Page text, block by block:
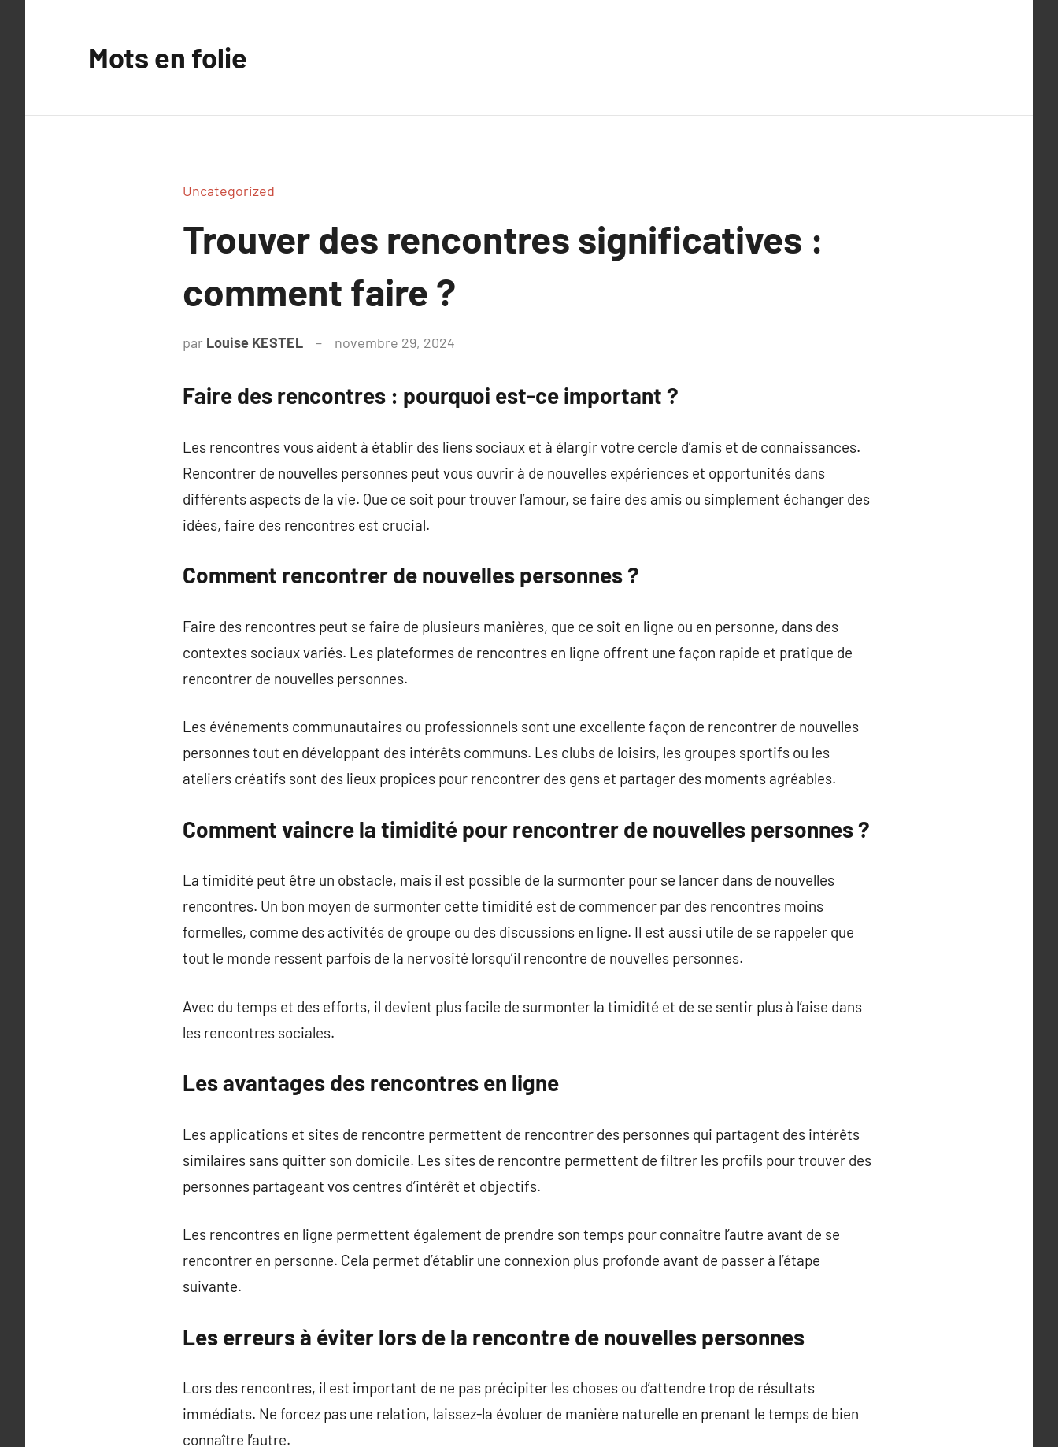
Mots en folie
Uncategorized
Trouver des rencontres significatives :
comment faire ?
par Louise KESTEL novembre 29, 2024
Faire des rencontres : pourquoi est-ce important ?
Les rencontres vous aident à établir des liens sociaux et à élargir votre cercle d’amis et de connaissances.
Rencontrer de nouvelles personnes peut vous ouvrir à de nouvelles expériences et opportunités dans
différents aspects de la vie. Que ce soit pour trouver l’amour, se faire des amis ou simplement échanger des
idées, faire des rencontres est crucial.
Comment rencontrer de nouvelles personnes ?
Faire des rencontres peut se faire de plusieurs manières, que ce soit en ligne ou en personne, dans des
contextes sociaux variés. Les plateformes de rencontres en ligne offrent une façon rapide et pratique de
rencontrer de nouvelles personnes.
Les événements communautaires ou professionnels sont une excellente façon de rencontrer de nouvelles
personnes tout en développant des intérêts communs. Les clubs de loisirs, les groupes sportifs ou les
ateliers créatifs sont des lieux propices pour rencontrer des gens et partager des moments agréables.
Comment vaincre la timidité pour rencontrer de nouvelles personnes ?
La timidité peut être un obstacle, mais il est possible de la surmonter pour se lancer dans de nouvelles
rencontres. Un bon moyen de surmonter cette timidité est de commencer par des rencontres moins
formelles, comme des activités de groupe ou des discussions en ligne. Il est aussi utile de se rappeler que
tout le monde ressent parfois de la nervosité lorsqu’il rencontre de nouvelles personnes.
Avec du temps et des efforts, il devient plus facile de surmonter la timidité et de se sentir plus à l’aise dans
les rencontres sociales.
Les avantages des rencontres en ligne
Les applications et sites de rencontre permettent de rencontrer des personnes qui partagent des intérêts
similaires sans quitter son domicile. Les sites de rencontre permettent de filtrer les profils pour trouver des
personnes partageant vos centres d’intérêt et objectifs.
Les rencontres en ligne permettent également de prendre son temps pour connaître l’autre avant de se
rencontrer en personne. Cela permet d’établir une connexion plus profonde avant de passer à l’étape
suivante.
Les erreurs à éviter lors de la rencontre de nouvelles personnes
Lors des rencontres, il est important de ne pas précipiter les choses ou d’attendre trop de résultats
immédiats. Ne forcez pas une relation, laissez-la évoluer de manière naturelle en prenant le temps de bien
connaître l’autre.